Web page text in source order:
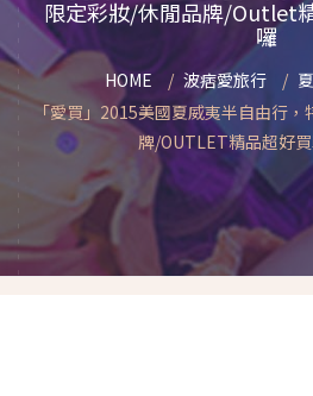
限定彩妝/休閒品牌/Outlet
囉
HOME 波痞愛旅行
「愛買」2015美國夏威夷半自由行
牌/OUTLET精品超好